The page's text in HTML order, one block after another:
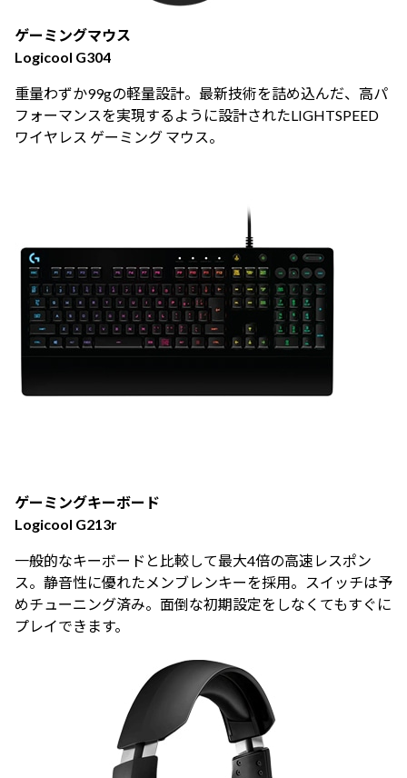
ゲーミングマウス
Logicool G304
重量わずか99gの軽量設計。最新技術を詰め込んだ、高パ
フォーマンスを実現するように設計されたLIGHTSPEED
ワイヤレス ゲーミング マウス。
ゲーミングキーボード
Logicool G213r
一般的なキーボードと比較して最大4倍の高速レスポン
ス。静音性に優れたメンブレンキーを採用。スイッチは予
めチューニング済み。面倒な初期設定をしなくてもすぐに
プレイできます。